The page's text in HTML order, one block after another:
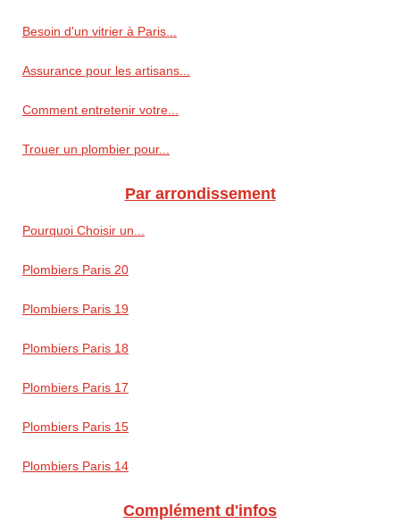
Besoin d'un vitrier à Paris...
Assurance pour les artisans...
Comment entretenir votre...
Trouer un plombier pour...
Par arrondissement
Pourquoi Choisir un...
Plombiers Paris 20
Plombiers Paris 19
Plombiers Paris 18
Plombiers Paris 17
Plombiers Paris 15
Plombiers Paris 14
Complément d'infos